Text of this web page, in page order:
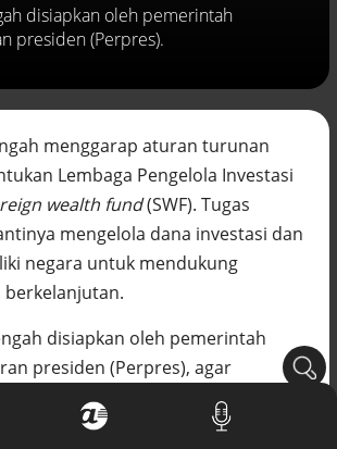
disiapkan oleh pemerintah
presiden (Perpres).
menggarap aturan turunan
Lembaga Pengelola Investasi
wealth fund(SWF). Tugas
mengelola dana investasi dan
negara untuk mendukung
disiapkan oleh pemerintah
presiden (Perpres), agar
Joko Widodo menunjuk
pengelola investasi
tahun Kiamat
Alinea.id - Peristiwa
Akar persoalan berulangnya kekerasan
terhadap PMI di Malaysia
DPR minta penerbitan sertifikat pagar
laut diproses hukum
Alinea.id - Peristiwa
Mungkinkah duet Anies-Ahok terealisasi
di Pilpres 2029?
Alinea.id - Politik
Pemprov Sultra klarifikasi isu PT GKP,
imbau masyarakat hormati proses
Alinea.id - Peristiwa